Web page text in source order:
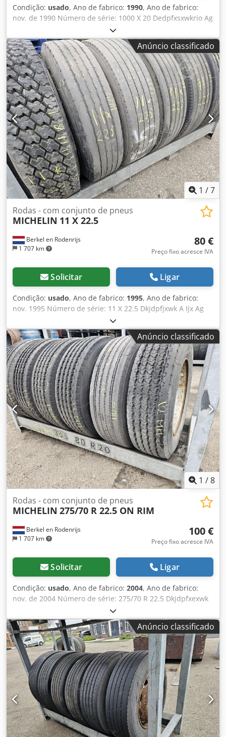
Condição: usado, Ano de fabrico: 1990, Ano de fabrico:
nov. de 1990 Número de série: 1000 X 20 Dedpfxsxwkrio Ag
Rjkr PNEUS ANTIGOS DE REBOQUE 1000 X 20 COM PADRÃO
DE TRAÇÃO.
Anúncio classificado
1 /7
Berkel en Rodenrijs
1 707 km
Rodas - com conjunto de pneus
MICHELIN 11 X 22.5
80 €
Preço fixo acresce IVA
Solicitar Ligar
Condição: usado, Ano de fabrico: 1995, Ano de fabrico:
nov. 1995 Número de série: 11 X 22.5 Dkjdpfjxwk A Ijx Ag
Rer 7 PNEUS USADOS DE REBOQUE 11 X 22.5, SULCO 6 MM
Anúncio classificado
1 /8
Berkel en Rodenrijs
1 707 km
Rodas - com conjunto de pneus
MICHELIN 275/70 R 22.5 ON RIM
100 €
Preço fixo acresce IVA
Solicitar Ligar
Condição: usado, Ano de fabrico: 2004, Ano de fabrico:
nov. de 2004 Número de série: 275/70 R 22.5 Dkjdpfxexwk
Hys Ag Rer PNEUS USADOS DE REBOQUE PARA
MONTAGEM SIMPLES.
Anúncio classificado